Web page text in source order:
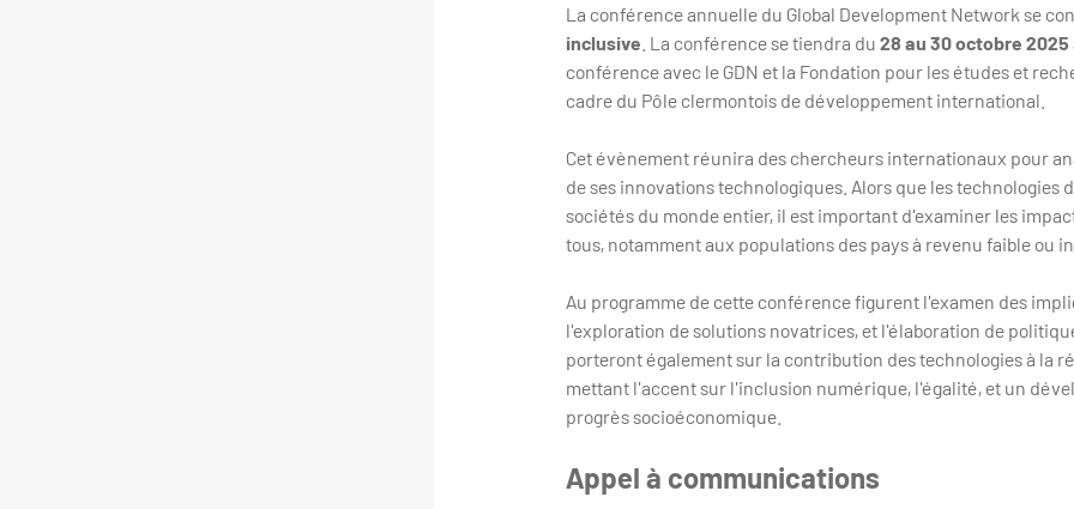
La conférence annuelle du Global Development Network se
inclusive . La conférence se tiendra du 28 au 30 octobre 2025
conférence avec le GDN et la Fondation pour les études et
cadre du Pôle clermontois de développement international.
Cet évènement réunira des chercheurs internationaux pour
de ses innovations technologiques. Alors que les
sociétés du monde entier, il est important d'examiner les
tous, notamment aux populations des pays à revenu faible ou
Au programme de cette conférence figurent l'examen des
l'exploration de solutions novatrices, et l'élaboration de
porteront également sur la contribution des technologies à la
mettant l'accent sur l'inclusion numérique, l'égalité, et un
progrès socioéconomique.
Appel à communications